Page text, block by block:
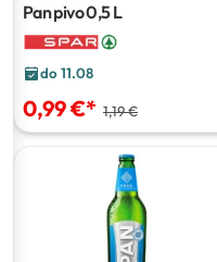
Pan pivo0,5 L
do 11.08
0,99 €* 1,19 €